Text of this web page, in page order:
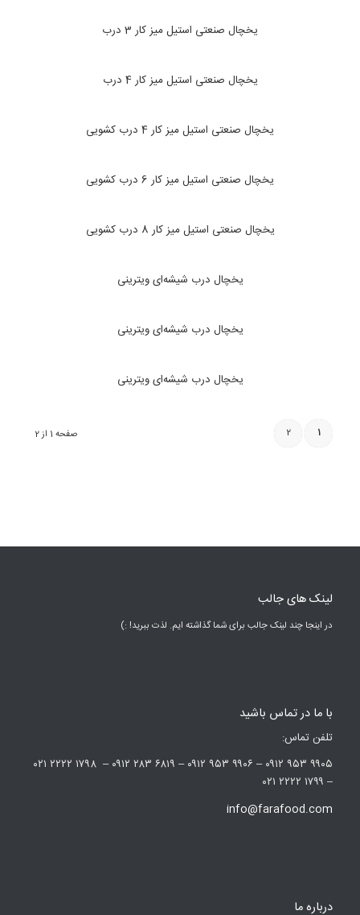
یخچال صنعتی استیل میز کار 3 درب
یخچال صنعتی استیل میز کار 4 درب
یخچال صنعتی استیل میز کار 4 درب کشویی
یخچال صنعتی استیل میز کار 6 درب کشویی
یخچال صنعتی استیل میز کار 8 درب کشویی
یخچال درب شیشه‌ای ویترینی
یخچال درب شیشه‌ای ویترینی
یخچال درب شیشه‌ای ویترینی
صفحه 1 از 2 1
2
لینک های جالب
در اینجا چند لینک جالب برای شما گذاشته ایم. لذت ببرید! :)
با ما در تماس باشید
تلفن تماس:
۹۹۰۵ ۹۵۳ ۰۹۱۲ – ۹۹۰۶ ۹۵۳ ۰۹۱۲ – ۶۸۱۹ ۲۸۳ ۰۹۱۲ – ۱۷۹۸ ۲۲۲۲ ۰۲۱
– ۱۷۹۹ ۲۲۲۲ ۰۲۱
info@farafood.com
درباره ما